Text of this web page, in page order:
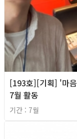
[193호][기획] '마
7월 활동
기간 : 7월